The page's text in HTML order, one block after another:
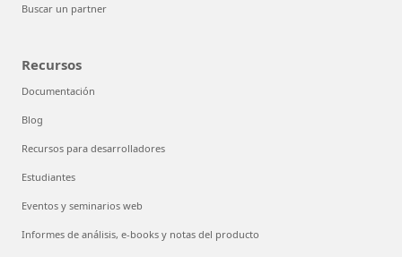
Buscar un partner
Recursos
Documentación
Blog
Recursos para desarrolladores
Estudiantes
Eventos y seminarios web
Informes de análisis, e-books y notas del producto